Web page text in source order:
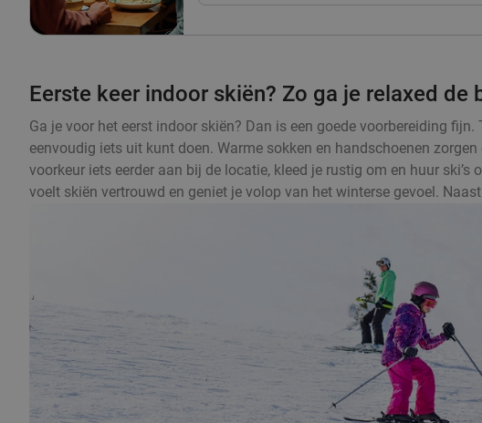
Eerste keer indoor skiën? Zo ga je relaxed de
Ga je voor het eerst indoor skiën? Dan is een goede voorbereiding
eenvoudig iets uit kunt doen. Warme sokken en handschoenen
voorkeur iets eerder aan bij de locatie, kleed je rustig om en huur
voelt skiën vertrouwd en geniet je volop van het winterse gevoel.